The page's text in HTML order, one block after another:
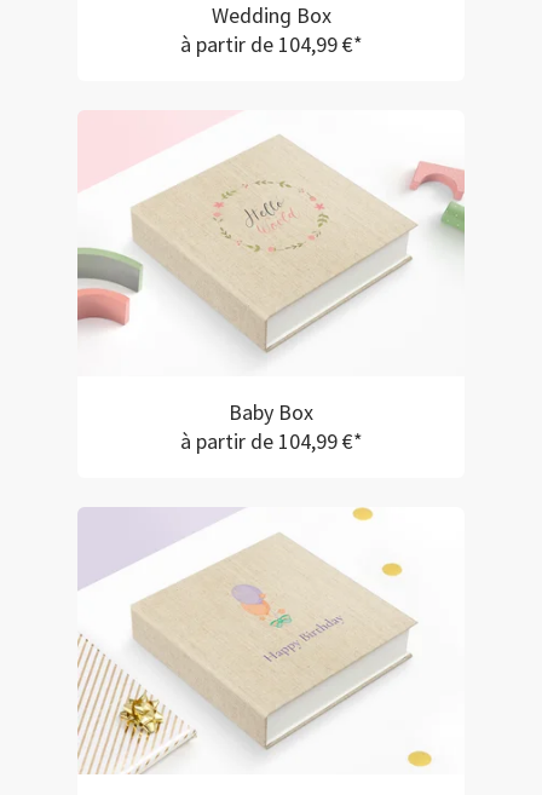
Wedding Box
à partir de 104,99 €*
Baby Box
à partir de 104,99 €*